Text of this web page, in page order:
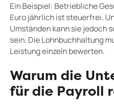
Ein Beispiel: Betriebliche
Euro jährlich ist steuerfrei.
Umständen kann sie jedoch
sein. Die Lohnbuchhaltung
Leistung einzeln bewerten.
Warum die
für die Payroll